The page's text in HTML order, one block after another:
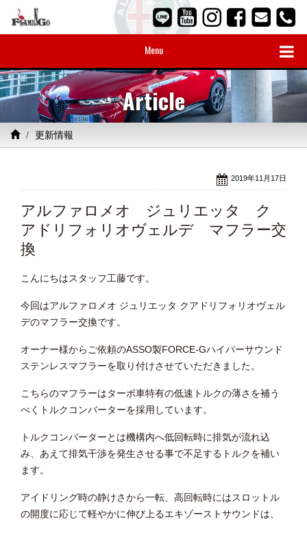
Menu
Article
更新情報
2019年11月17日
アルファロメオ ジュリエッタ ク
アドリフォリオヴェルデ マフラー交
換
こんにちはスタッフ工藤です。
今回はアルファロメオ ジュリエッタ クアドリフォリオヴェル
デのマフラー交換です。
オーナー様からご依頼のASSO製FORCE-Gハイパーサウンド
ステンレスマフラーを取り付けさせていただきました。
こちらのマフラーはターボ車特有の低速トルクの薄さを補う
べくトルクコンバーターを採用しています。
トルクコンバーターとは機構内へ低回転時に排気が流れ込
み、あえて排気干渉を発生させる事で不足するトルクを補い
ます。
アイドリング時の静けさから一転、高回転時にはスロットル
の開度に応じて軽やかに伸び上るエキゾーストサウンドは、